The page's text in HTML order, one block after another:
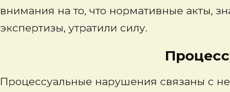
внимания на то, что нормативные акты,
экспертизы, утратили силу.
Процессуальные нарушения связаны с